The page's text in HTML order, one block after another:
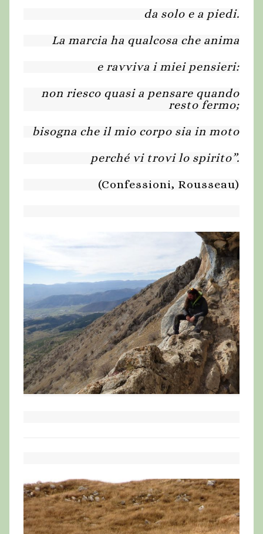
da solo e a piedi.
La marcia ha qualcosa che anima
e ravviva i miei pensieri:
non riesco quasi a pensare quando
resto fermo;
bisogna che il mio corpo sia in moto
perché vi trovi lo spirito”.
(Confessioni, Rousseau)